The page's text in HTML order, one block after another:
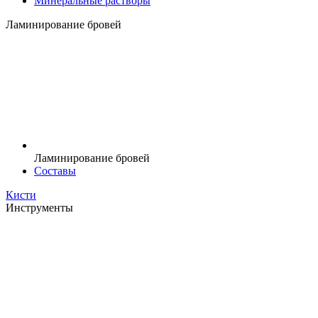
Ламинирование бровей
Ламинирование бровей
Составы
Кисти
Инструменты